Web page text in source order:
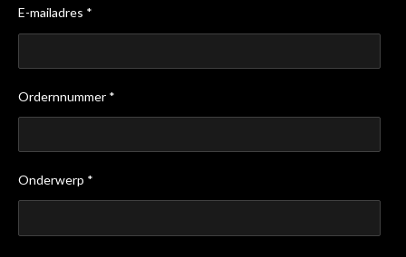
E-mailadres *
Ordernnummer *
Onderwerp *